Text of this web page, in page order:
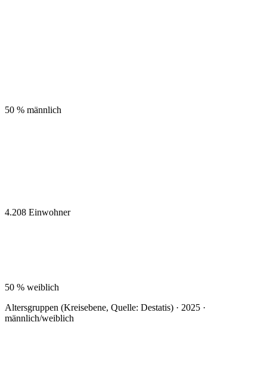
50 % männlich
4.208 Einwohner
50 % weiblich
Altersgruppen (Kreisebene, Quelle: Destatis) · 2025 ·
männlich/weiblich